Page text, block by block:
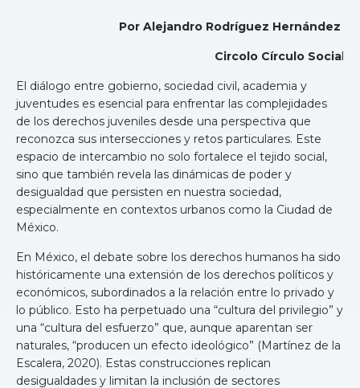
Por Alejandro Rodríguez Hernández
Circolo Círculo Social
El diálogo entre gobierno, sociedad civil, academia y
juventudes es esencial para enfrentar las complejidades
de los derechos juveniles desde una perspectiva que
reconozca sus intersecciones y retos particulares. Este
espacio de intercambio no solo fortalece el tejido social,
sino que también revela las dinámicas de poder y
desigualdad que persisten en nuestra sociedad,
especialmente en contextos urbanos como la Ciudad de
México.
En México, el debate sobre los derechos humanos ha sido
históricamente una extensión de los derechos políticos y
económicos, subordinados a la relación entre lo privado y
lo público. Esto ha perpetuado una “cultura del privilegio” y
una “cultura del esfuerzo” que, aunque aparentan ser
naturales, “producen un efecto ideológico” (Martínez de la
Escalera, 2020). Estas construcciones replican
desigualdades y limitan la inclusión de sectores